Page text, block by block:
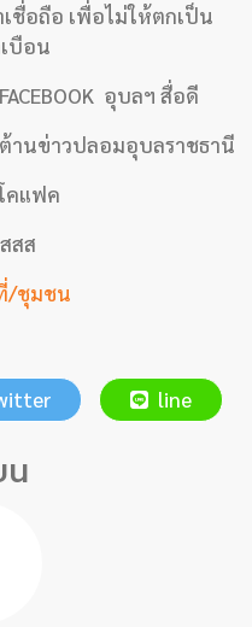
ชื่อถือ เพื่อไม่ให้ตกเป็น
บือน
อุบลฯ สื่อดี
านข่าวปลอมอุบลราชธานี
คแฟค
สส
ที่/ชุมชน
line
น